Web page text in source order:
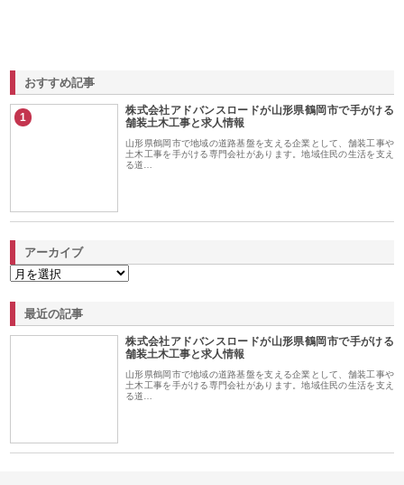
おすすめ記事
1
株式会社アドバンスロードが山形県鶴岡市で手がける
舗装土木工事と求人情報
山形県鶴岡市で地域の道路基盤を支える企業として、舗装工事や
土木工事を手がける専門会社があります。地域住民の生活を支え
る道…
アーカイブ
最近の記事
株式会社アドバンスロードが山形県鶴岡市で手がける
舗装土木工事と求人情報
山形県鶴岡市で地域の道路基盤を支える企業として、舗装工事や
土木工事を手がける専門会社があります。地域住民の生活を支え
る道…